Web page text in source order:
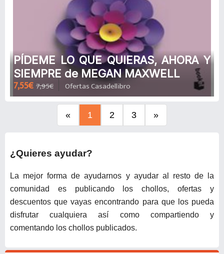
PÍDEME LO QUE QUIERAS, AHORA Y
SIEMPRE de MEGAN MAXWELL
7,55€ 7,95€ Ofertas Casadellibro
« 1 2 3 »
¿Quieres ayudar?
La mejor forma de ayudarnos y ayudar al resto de la
comunidad es publicando los chollos, ofertas y
descuentos que vayas encontrando para que los pueda
disfrutar cualquiera así como compartiendo y
comentando los chollos publicados.